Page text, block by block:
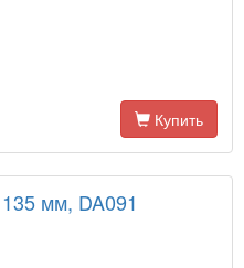
Купить
мм, DA091